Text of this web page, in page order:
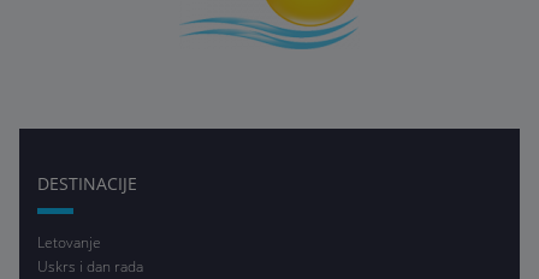
DESTINACIJE
Letovanje
Uskrs i dan rada